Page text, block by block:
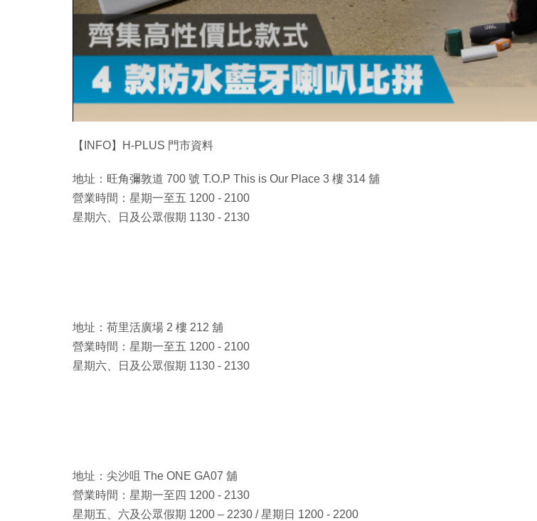
【INFO】H-PLUS 門市資料
地址：旺角彌敦道 700 號 T.O.P This is Our Place 3 樓 314 舖
營業時間：星期一至五 1200 - 2100
星期六、日及公眾假期 1130 - 2130
地址：荷里活廣場 2 樓 212 舖
營業時間：星期一至五 1200 - 2100
星期六、日及公眾假期 1130 - 2130
地址：尖沙咀 The ONE GA07 舖
營業時間：星期一至四 1200 - 2130
星期五、六及公眾假期 1200 – 2230 / 星期日 1200 - 2200